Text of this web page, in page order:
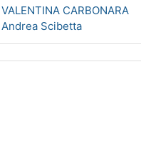
VALENTINA CARBONARA
Andrea Scibetta